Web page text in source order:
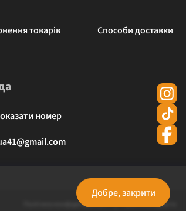
Добре, закрити
товарів Способи доставки
номер
Політика конфіденційності Публічна оферта